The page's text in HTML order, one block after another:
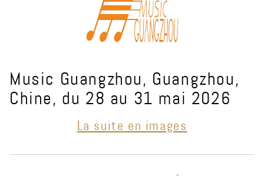
Music Guangzhou, Guangzhou,
Chine, du 28 au 31 mai 2026
La suite en images